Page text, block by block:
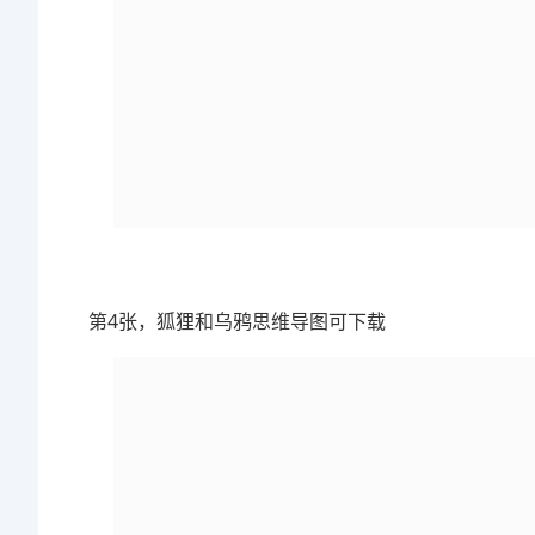
第4张，狐狸和乌鸦思维导图可下载